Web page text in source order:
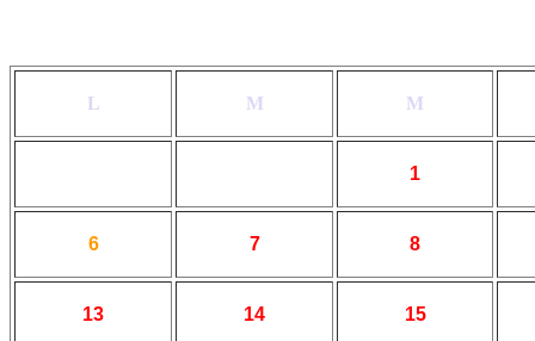
L M M
1
6 7 8
13 14 15